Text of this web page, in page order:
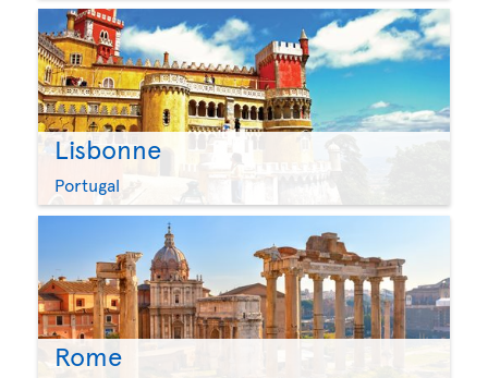
Lisbonne
Portugal
Rome